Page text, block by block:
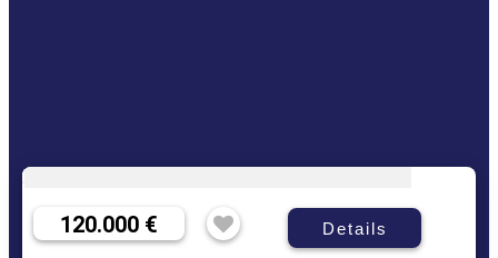
120.000 € Details